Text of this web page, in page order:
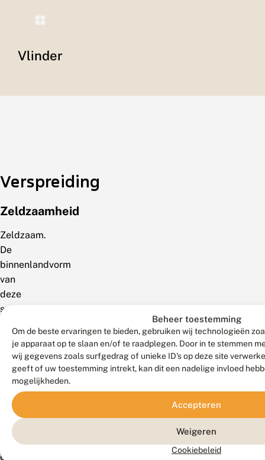
Beheer toestemming
Om de beste ervaringen te bieden, gebruiken wij technologieën
je apparaat op te slaan en/of te raadplegen. Door in te stemmen
wij gegevens zoals surfgedrag of unieke ID's op deze site
geeft of uw toestemming intrekt, kan dit een nadelige invloed
mogelijkheden.
Accepteren
Weigeren
Cookiebeleid
Verspreiding
De
binnenlandvorm
van
deze
soort
komt
lokaal
voor
Veluwe
met
slechts
een
enkele